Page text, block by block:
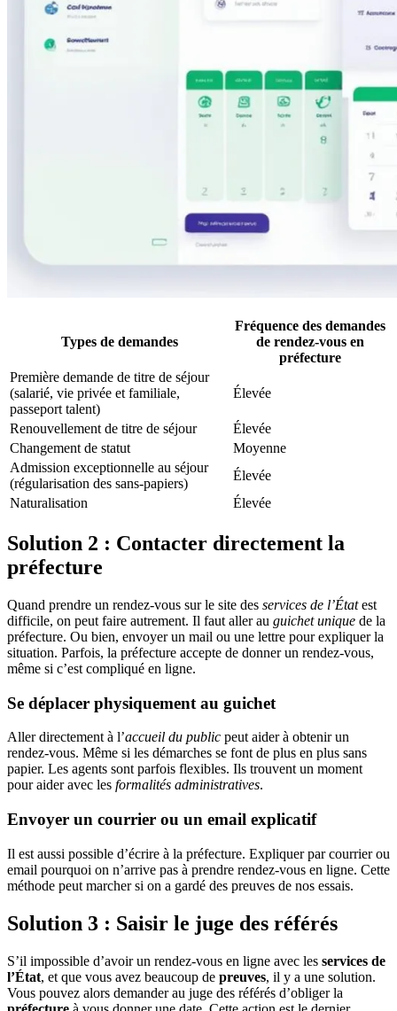
Types de demandes
Fréquence des demandes
de rendez-vous en
préfecture
Première demande de titre de séjour
(salarié, vie privée et familiale,
passeport talent)
Élevée
Renouvellement de titre de séjour
Élevée
Changement de statut
Moyenne
Admission exceptionnelle au séjour
(régularisation des sans-papiers)
Élevée
Naturalisation
Élevée
Solution 2 : Contacter directement la
préfecture
Quand prendre un rendez-vous sur le site des services de l’Étatest
difficile, on peut faire autrement. Il faut aller au guichet unique de la
préfecture. Ou bien, envoyer un mail ou une lettre pour expliquer la
situation. Parfois, la préfecture accepte de donner un rendez-vous,
même si c’est compliqué en ligne.
Se déplacer physiquement au guichet
Aller directement à l’accueil du public peut aider à obtenir un
rendez-vous. Même si les démarches se font de plus en plus sans
papier. Les agents sont parfois flexibles. Ils trouvent un moment
pour aider avec les formalités administratives.
Envoyer un courrier ou un email explicatif
Il est aussi possible d’écrire à la préfecture. Expliquer par courrier ou
email pourquoi on n’arrive pas à prendre rendez-vous en ligne. Cette
méthode peut marcher si on a gardé des preuves de nos essais.
Solution 3 : Saisir le juge des référés
S’il impossible d’avoir un rendez-vous en ligne avec les services de
l’État, et que vous avez beaucoup de preuves, il y a une solution.
Vous pouvez alors demander au juge des référés d’obliger la